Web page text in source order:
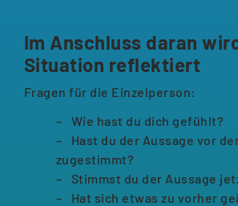
Im Anschluss daran
Situation reflektiert
Fragen für die Einzelperson:
Wie hast du dich gefühlt?
Hast du der Aussage vor
zugestimmt?
Stimmst du der Aussage
Hat sich etwas zu vorher